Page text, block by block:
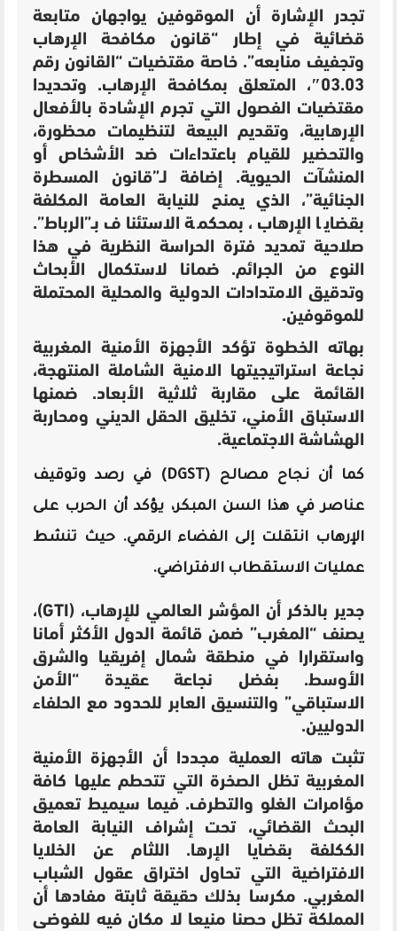
تجدر الإشارة أن الموقوفين يواجهان متابعة
قضائية في إطار “قانون مكافحة الإرهاب
وتجفيف منابعه”. خاصة مقتضيات “القانون رقم
03.03″، المتعلق بمكافحة الإرهاب. وتحديدا
مقتضيات الفصول التي تجرم الإشادة بالأفعال
الإرهابية، وتقديم البيعة لتنظيمات محظورة،
والتحضير للقيام باعتداءات ضد الأشخاص أو
المنشآت الحيوية. إضافة لـ”قانون المسطرة
الجنائية”، الذي يمنح للنيابة العامة المكلفة
بقضايا الإرهاب، بمحكمة الاستئناف بـ”الرباط”.
صلاحية تمديد فترة الحراسة النظرية في هذا
النوع من الجرائم. ضمانا لاستكمال الأبحاث
وتدقيق الامتدادات الدولية والمحلية المحتملة
للموقوفين.
بهاته الخطوة تؤكد الأجهزة الأمنية المغربية
نجاعة استراتيجيتها الامنية الشاملة المنتهجة،
القائمة على مقاربة ثلاثية الأبعاد. ضمنها
الاستباق الأمني، تخليق الحقل الديني ومحاربة
الهشاشة الاجتماعية.
كما أن نجاح مصالح (DGST) في رصد وتوقيف
عناصر في هذا السن المبكر، يؤكد أن الحرب على
الإرهاب انتقلت إلى الفضاء الرقمي. حيث تنشط
عمليات الاستقطاب الافتراضي.
جدير بالذكر أن المؤشر العالمي للإرهاب، (GTI)،
يصنف “المغرب” ضمن قائمة الدول الأكثر أمانا
واستقرارا في منطقة شمال إفريقيا والشرق
الأوسط. بفضل نجاعة عقيدة “الأمن
الاستباقي” والتنسيق العابر للحدود مع الحلفاء
الدوليين.
تثبت هاته العملية مجددا أن الأجهزة الأمنية
المغربية تظل الصخرة التي تتحطم عليها كافة
مؤامرات الغلو والتطرف. فيما سيميط تعميق
البحث القضائي، تحت إشراف النيابة العامة
الككلفة بقضايا الإرها. اللثام عن الخلايا
الافتراضية التي تحاول اختراق عقول الشباب
المغربي. مكرسا بذلك حقيقة ثابتة مفادها أن
المملكة تظل حصنا منيعا لا مكان فيه للفوضى